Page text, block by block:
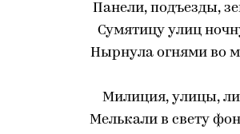
Панели, подъезды,
Сумятицу улиц
Нырнула огнями во
Милиция, улицы,
Мелькали в свету